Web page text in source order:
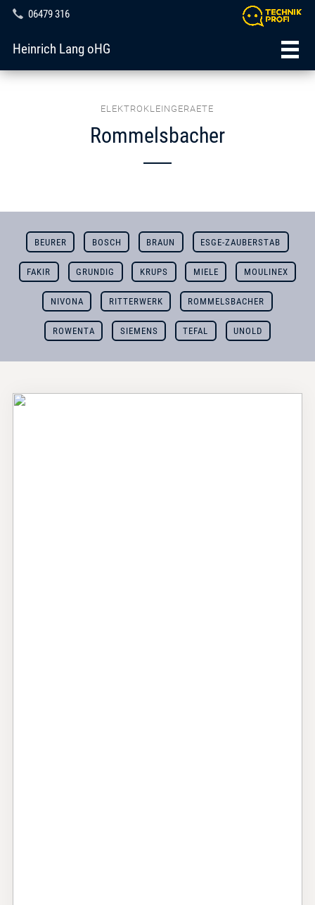
06479 316
Heinrich Lang oHG
ELEKTROKLEINGERAETE
Rommelsbacher
BEURER BOSCH BRAUN ESGE-ZAUBERSTAB
FAKIR GRUNDIG KRUPS MIELE MOULINEX
NIVONA RITTERWERK ROMMELSBACHER
ROWENTA SIEMENS TEFAL UNOLD